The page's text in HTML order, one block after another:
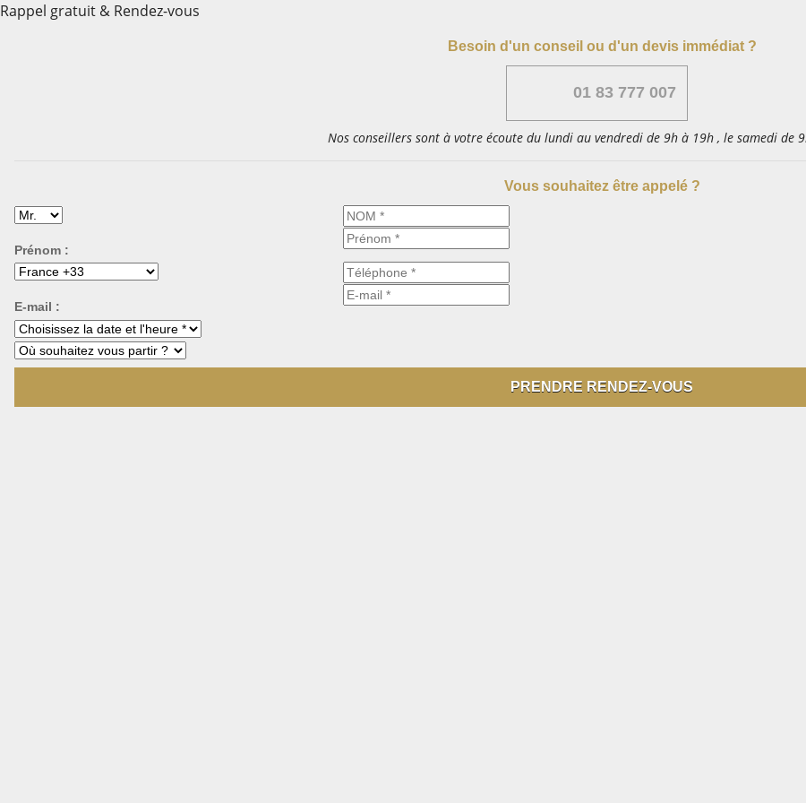
Rappel gratuit & Rendez-vous
Besoin d'un conseil ou d'un devis immédiat ?
01 83 777 007
Nos conseillers sont à votre écoute du lundi au vendredi de 9h à 19h , le samedi de
Vous souhaitez être appelé ?
Civilité :
Nom :
Prénom :
Téléphone :
E-mail :
Choisissez la date et l'heure *
Où souhaitez vous partir ?
PRENDRE RENDEZ-VOUS